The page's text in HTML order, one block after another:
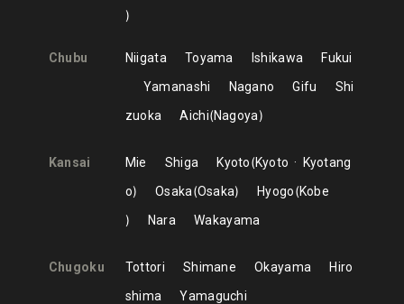
Chubu Niigata Toyama Ishikawa
Fukui
Yamanashi
Nagano Gifu
Shi
zuoka
Aichi Nagoya
Kansai Mie Shiga Kyoto Kyoto
Kyotang
o
Osaka Osaka Hyogo Kobe
Nara
Wakayama
Chugoku Tottori Shimane Okayama
Hiro
shima
Yamaguchi